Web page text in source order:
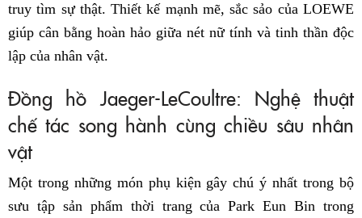
truy tìm sự thật. Thiết kế mạnh mẽ, sắc sảo của LOEWE
giúp cân bằng hoàn hảo giữa nét nữ tính và tinh thần độc
lập của nhân vật.
Đồng hồ Jaeger-LeCoultre: Nghệ thuật
chế tác song hành cùng chiều sâu nhân
vật
Một trong những món phụ kiện gây chú ý nhất trong bộ
sưu tập sản phẩm thời trang của Park Eun Bin trong